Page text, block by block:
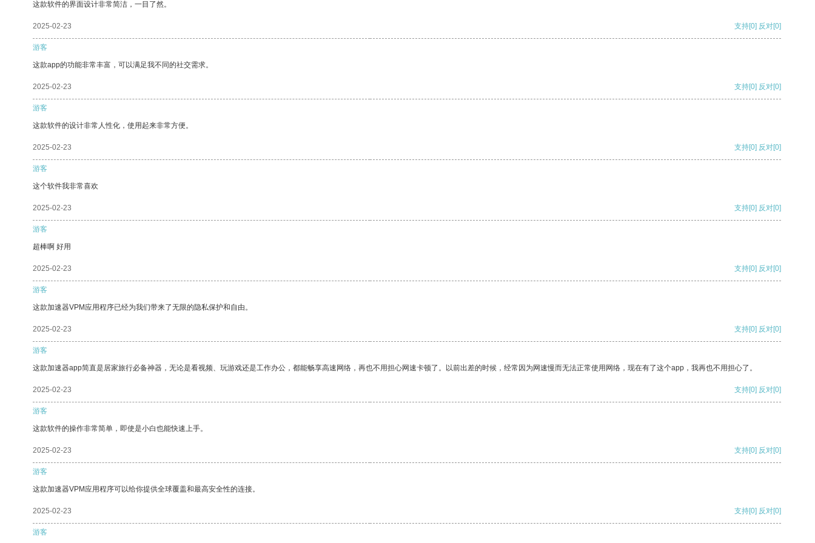
这款软件的界面设计非常简洁，一目了然。
2025-02-23 支持[0] 反对[0]
游客
这款app的功能非常丰富，可以满足我不同的社交需求。
2025-02-23 支持[0] 反对[0]
游客
这款软件的设计非常人性化，使用起来非常方便。
2025-02-23 支持[0] 反对[0]
游客
这个软件我非常喜欢
2025-02-23 支持[0] 反对[0]
游客
超棒啊 好用
2025-02-23 支持[0] 反对[0]
游客
这款加速器VPM应用程序已经为我们带来了无限的隐私保护和自由。
2025-02-23 支持[0] 反对[0]
游客
这款加速器app简直是居家旅行必备神器，无论是看视频、玩游戏还是工作办公，都能畅享高速网络，再也不用担心网速卡顿了。以前出差的时候，经常因为网速慢而无法正常使用网络，现在有了这个app，我再也不用担心了。
2025-02-23 支持[0] 反对[0]
游客
这款软件的操作非常简单，即使是小白也能快速上手。
2025-02-23 支持[0] 反对[0]
游客
这款加速器VPM应用程序可以给你提供全球覆盖和最高安全性的连接。
2025-02-23 支持[0] 反对[0]
游客